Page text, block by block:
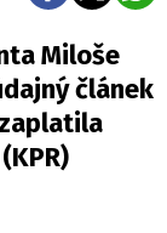
Miloše
článek